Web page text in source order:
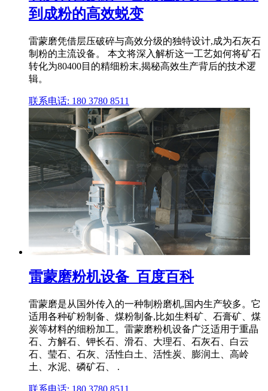
到成粉的高效蜕变
雷蒙磨凭借层压破碎与高效分级的独特设计,成为石灰石
制粉的主流设备。 本文将深入解析这一工艺如何将矿石
转化为80400目的精细粉末,揭秘高效生产背后的技术逻
辑。
联系电话: 180 3780 8511
雷蒙磨粉机设备_百度百科
雷蒙磨是从国外传入的一种制粉磨机,国内生产较多。它
适用各种矿粉制备、煤粉制备,比如生料矿、石膏矿、煤
炭等材料的细粉加工。雷蒙磨粉机设备广泛适用于重晶
石、方解石、钾长石、滑石、大理石、石灰石、白云
石、莹石、石灰、活性白土、活性炭、膨润土、高岭
土、水泥、磷矿石、 .
联系电话: 180 3780 8511